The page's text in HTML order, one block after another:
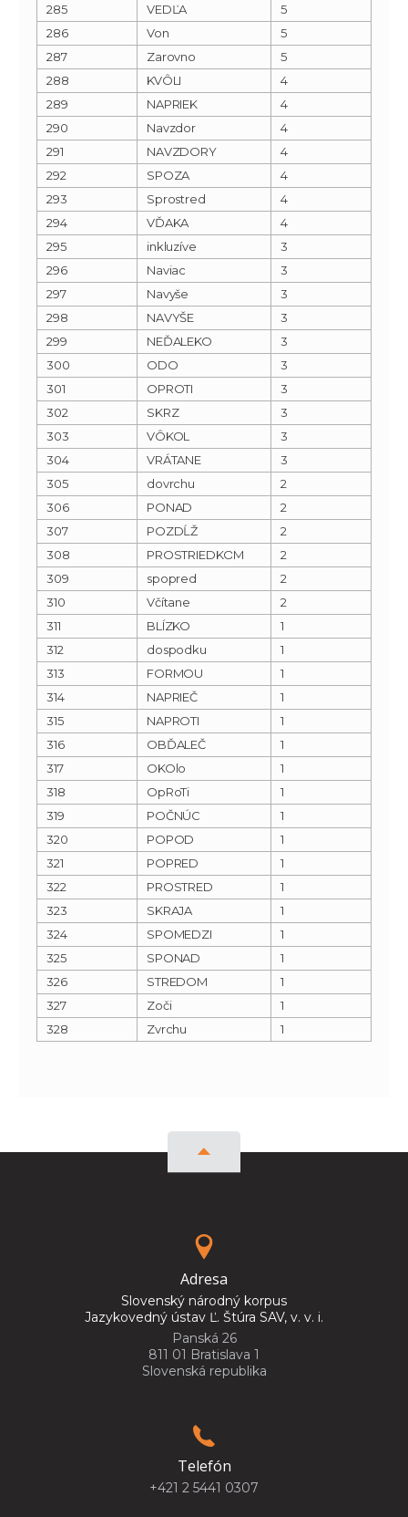
285
VEDĽA
5
286
Von
5
287
Zarovno
5
288
KVÔLI
4
289
NAPRIEK
4
290
Navzdor
4
291
NAVZDORY
4
292
SPOZA
4
293
Sprostred
4
294
VĎAKA
4
295
inkluzíve
3
296
Naviac
3
297
Navyše
3
298
NAVYŠE
3
299
NEĎALEKO
3
300
ODO
3
301
OPROTI
3
302
SKRZ
3
303
VÔKOL
3
304
VRÁTANE
3
305
dovrchu
2
306
PONAD
2
307
POZDĹŽ
2
308
PROSTRIEDKOM
2
309
spopred
2
310
Včítane
2
311
BLÍZKO
1
312
dospodku
1
313
FORMOU
1
314
NAPRIEČ
1
315
NAPROTI
1
316
OBĎALEČ
1
317
OKOlo
1
318
OpRoTi
1
319
POČNÚC
1
320
POPOD
1
321
POPRED
1
322
PROSTRED
1
323
SKRAJA
1
324
SPOMEDZI
1
325
SPONAD
1
326
STREDOM
1
327
Zoči
1
328
Zvrchu 1
Adresa
Slovenský národný korpus
Jazykovedný ústav Ľ. Štúra SAV, v. v. i.
Panská 26
811 01 Bratislava 1
Slovenská republika
Telefón
+421 2 5441 0307